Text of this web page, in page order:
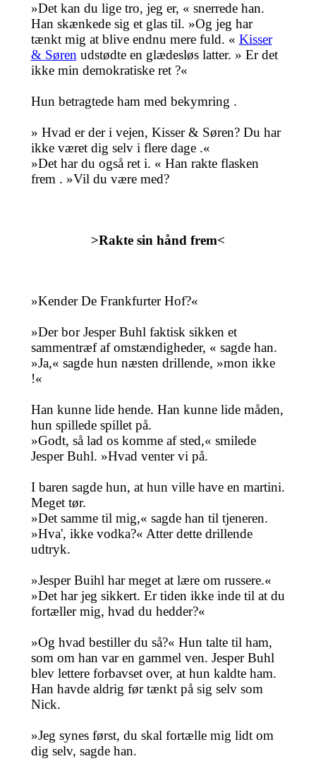
»Det kan du lige tro, jeg er, « snerrede han.
Han skænkede sig et glas til. »Og jeg har
tænkt mig at blive endnu mere fuld. « Kisser
& Søren udstødte en glædesløs latter. » Er det
ikke min demokratiske ret ?«
Hun betragtede ham med bekymring .
» Hvad er der i vejen, Kisser & Søren? Du har
ikke været dig selv i flere dage .«
»Det har du også ret i. « Han rakte flasken
frem . »Vil du være med?
>Rakte sin hånd frem<
»Kender De Frankfurter Hof?«
»Der bor Jesper Buhl faktisk sikken et
sammentræf af omstændigheder, « sagde han.
»Ja,« sagde hun næsten drillende, »mon ikke
!«
Han kunne lide hende. Han kunne lide måden,
hun spillede spillet på.
»Godt, så lad os komme af sted,« smilede
Jesper Buhl. »Hvad venter vi på.
I baren sagde hun, at hun ville have en martini.
Meget tør.
»Det samme til mig,« sagde han til tjeneren.
»Hva', ikke vodka?« Atter dette drillende
udtryk.
»Jesper Buihl har meget at lære om russere.«
»Det har jeg sikkert. Er tiden ikke inde til at du
fortæller mig, hvad du hedder?«
»Og hvad bestiller du så?« Hun talte til ham,
som om han var en gammel ven. Jesper Buhl
blev lettere forbavset over, at hun kaldte ham.
Han havde aldrig før tænkt på sig selv som
Nick.
»Jeg synes først, du skal fortælle mig lidt om
dig selv, sagde han.